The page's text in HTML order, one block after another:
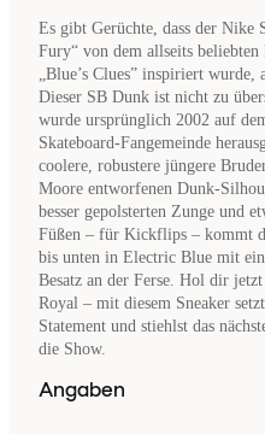
Es gibt Gerüchte, dass der
Fury“ von dem allseits
„Blue’s Clues” inspiriert wurde,
Dieser SB Dunk ist nicht zu
wurde ursprünglich 2002 auf
Skateboard-Fangemeinde
coolere, robustere jüngere
Moore entworfenen Dunk-
besser gepolsterten Zunge und
Füßen – für Kickflips – kommt
bis unten in Electric Blue mit
Besatz an der Ferse. Hol dir
Royal – mit diesem Sneaker
Statement und stiehlst das
die Show.
Angaben